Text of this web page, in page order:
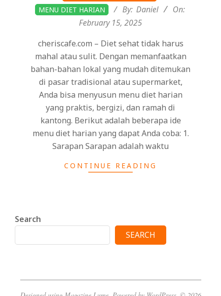
02-
15
MENU DIET HARIAN
By: Daniel
On:
February 15, 2025
cheriscafe.com – Diet sehat tidak harus
mahal atau sulit. Dengan memanfaatkan
bahan-bahan lokal yang mudah ditemukan
di pasar tradisional atau supermarket,
Anda bisa menyusun menu diet harian
yang praktis, bergizi, dan ramah di
kantong. Berikut adalah beberapa ide
menu diet harian yang dapat Anda coba: 1.
Sarapan Sarapan adalah waktu
CONTINUE READING
Search
SEARCH